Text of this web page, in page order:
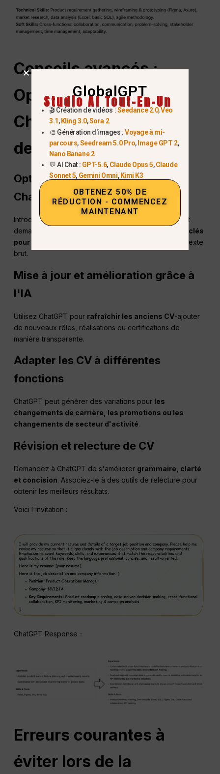
Conseils avancés :
Optimiser un CV
ChatGPT pour les
demandes d'emploi
Optimisation des CV ATS avec
ChatGPT
Introduisez les descriptions d'emploi dans ChatGPT et
demandez-lui de les surligner et de les insérer.
mots clés
pour l'ATS
. Veillez à ce que le format soit adapté au texte
brut.
Mise à jour et amélioration grâce à
l'IA
Utilisez ChatGPT pour rafraîchir les anciens CV-ajouter
de nouveaux rôles, réalisations ou certifications de
manière transparente.
Adapter les CV à différentes
fonctions
ChatGPT peut générer des variations pour les
changements de carrière, les promotions ou les
changements de secteur d'activité.
Révision et relecture de CV
Demandez à ChatGPT de s'améliorer grammaire, clarté
et concision. Associez-le à des outils de relecture pour
obtenir les meilleurs résultats.
Voici l'invitation :
ChatGPT Response：
Erreurs courantes à
éviter lors de la
GlobalGPT
Studio AI Tout-En-Un
🎬 Création de vidéos :Seedance 2.0,Veo
3.1, Kling 3.0,Sora 2
🎨 Génération d'images :Voyage à mi-
parcours,Seedream 5.0 Pro, Image GPT 2,
Nano Banane 2
💬 AI Chat : GPT-5.6, Claude Opus 5,Claude
Sonnet 5, Gemini Omni, Kimi K3
OBTENEZ 50% DE
RÉDUCTION - COMMENCEZ
MAINTENANT